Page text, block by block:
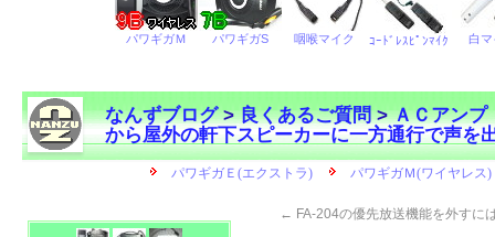
なんずブログ>良くあるご質問>ＡＣアンプ
から屋外の軒下スピーカーに一方通行で声を
← FA-204の優先放送機能を外すに